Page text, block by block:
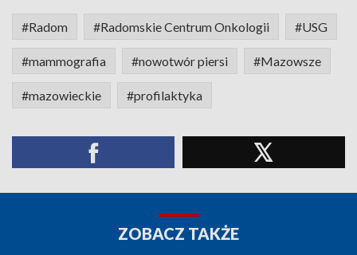
#Radom #Radomskie Centrum Onkologii #USG
#mammografia #nowotwór piersi #Mazowsze
#mazowieckie #profilaktyka
ZOBACZ TAKŻE